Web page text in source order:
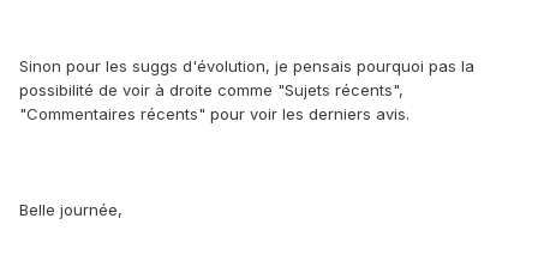
Sinon pour les suggs d'évolution, je pensais pourquoi pas la
possibilité de voir à droite comme "Sujets récents",
"Commentaires récents" pour voir les derniers avis.
Belle journée,